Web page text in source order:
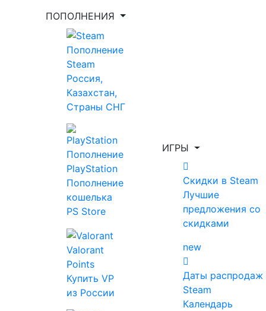
ПОПОЛНЕНИЯ
Пополнение
Steam
Россия,
Казахстан,
Страны СНГ
Пополнение
PlayStation
Пополнение
кошелька
PS Store
Valorant
Points
Купить VP
из России
ИГРЫ
Скидки в Steam
Лучшие
предложения со
скидками
new
Даты распродаж
Steam
Календарь
Укажи игру для поиска лучшей цены
Введите как минимум 2 буквы
Показать фильтр Очистить фильтр
Главная
Nival
Nival
Топ за месяцnew
Скидки в Steam
Предзаказ Новинки Выгодные скидки